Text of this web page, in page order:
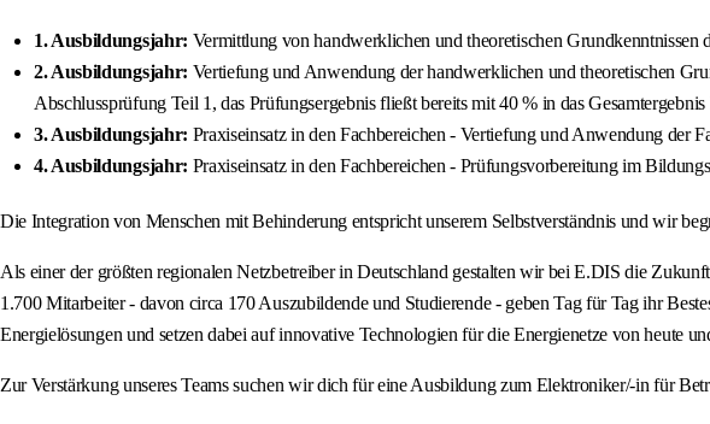
1. Ausbildungsjahr: Vermittlung von handwerklichen und theoretischen
2. Ausbildungsjahr: Vertiefung und Anwendung der handwerklichen und theoretischen
Abschlussprüfung Teil 1, das Prüfungsergebnis fließt bereits mit 40 % in das
3. Ausbildungsjahr: Praxiseinsatz in den Fachbereichen - Vertiefung und Anwendung der
4. Ausbildungsjahr: Praxiseinsatz in den Fachbereichen - Prüfungsvorbereitung im
Die Integration von Menschen mit Behinderung entspricht unserem Selbstverständnis und wir
Als einer der größten regionalen Netzbetreiber in Deutschland gestalten wir bei E.DIS die
1.700 Mitarbeiter - davon circa 170 Auszubildende und Studierende - geben Tag für Tag ihr
Energielösungen und setzen dabei auf innovative Technologien für die Energienetze von heute
Zur Verstärkung unseres Teams suchen wir dich für eine Ausbildung zum Elektroniker/-in für